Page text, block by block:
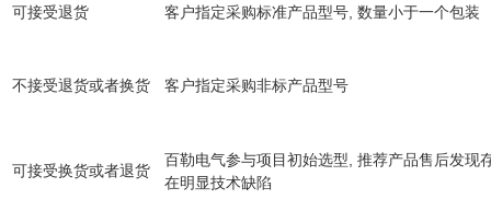
可接受退货 客户指定采购标准产品型号, 数量小于一个包装
不接受退货或者换货 客户指定采购非标产品型号
可接受换货或者退货
百勒电气参与项目初始选型, 推荐产品售后发现
在明显技术缺陷